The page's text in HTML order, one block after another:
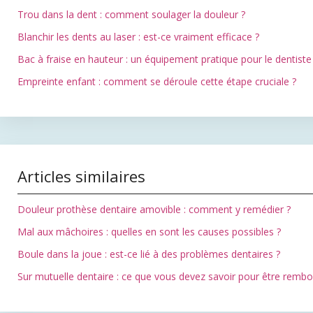
Trou dans la dent : comment soulager la douleur ?
Blanchir les dents au laser : est-ce vraiment efficace ?
Bac à fraise en hauteur : un équipement pratique pour le dentiste
Empreinte enfant : comment se déroule cette étape cruciale ?
Articles similaires
Douleur prothèse dentaire amovible : comment y remédier ?
Mal aux mâchoires : quelles en sont les causes possibles ?
Boule dans la joue : est-ce lié à des problèmes dentaires ?
Sur mutuelle dentaire : ce que vous devez savoir pour être